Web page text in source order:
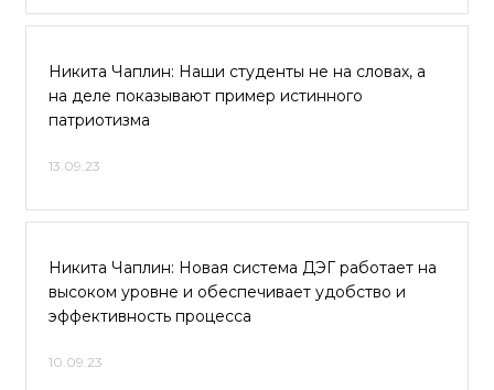
Никита Чаплин: Наши студенты не на словах, а
на деле показывают пример истинного
патриотизма
13.09.23
Никита Чаплин: Новая система ДЭГ работает на
высоком уровне и обеспечивает удобство и
эффективность процесса
10.09.23